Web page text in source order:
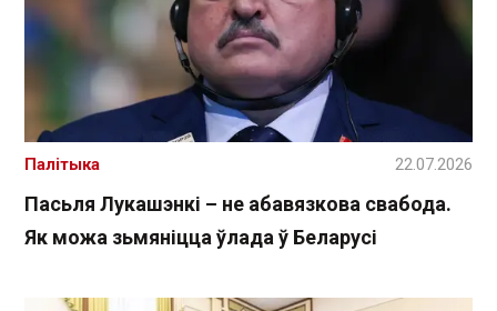
Пасьля Лукашэнкі – не абавязкова свабода.
Як можа зьмяніцца ўлада ў Беларусі
Палітыка 22.07.2026